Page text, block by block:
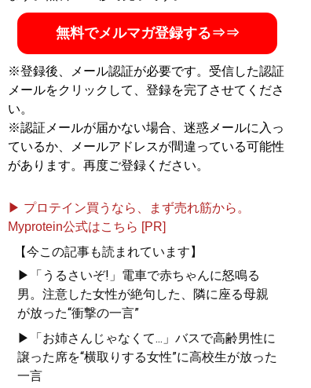
合い、マッスル休止後も出演舞台のレビューを執筆。今
回のマッスル再開時にもコラムを寄稿している。
Twitter@yaroutxt、facebook「Kensuzukitxt」
blog「KEN筆.txt」。著書『白と黒とハッピー～純烈物
語』『純烈物語 20-21』が発売
純烈物語 20-21
「濃厚接触アイドル解散
の危機!?」エンタメ界を揺
禍」。20年末、3年連続3
度目の紅白歌合戦出場を
果たした、スーパー銭湯
アイドル「純烈」はいか
にコロナと戦い、それを
乗り越えてきたのか。
無料でメルマガ登録する⇒⇒
※登録後、メール認証が必要です。受信した認証
メールをクリックして、登録を完了させてくださ
い。
※認証メールが届かない場合、迷惑メールに入っ
ているか、メールアドレスが間違っている可能性
があります。再度ご登録ください。
▶ プロテイン買うなら、まず売れ筋から。
Myprotein公式はこちら [PR]
【今この記事も読まれています】
▶「うるさいぞ!」電車で赤ちゃんに怒鳴る
男。注意した女性が絶句した、隣に座る母親
が放った“衝撃の一言”
▶「お姉さんじゃなくて...」バスで高齢男性に
譲った席を“横取りする女性”に高校生が放った
一言